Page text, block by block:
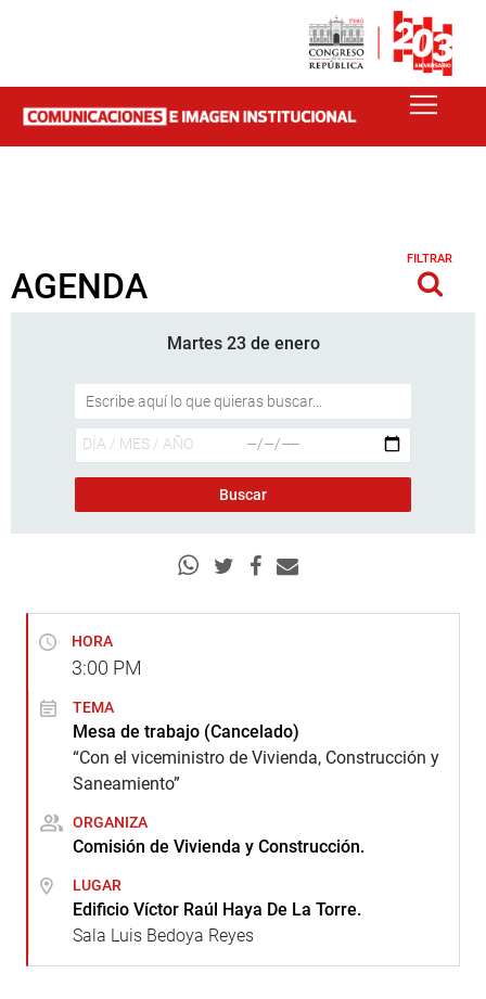
AGENDA
FILTRAR
Martes 23 de enero
HORA
3:00 PM
TEMA
Mesa de trabajo (Cancelado)
“Con el viceministro de Vivienda, Construcción y
Saneamiento”
ORGANIZA
Comisión de Vivienda y Construcción.
LUGAR
Edificio Víctor Raúl Haya De La Torre.
Sala Luis Bedoya Reyes